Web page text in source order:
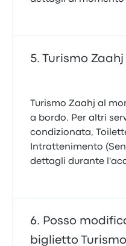
Turismo
Turismo Zaahj al
a bordo. Per altri
condizionata,
Intrattenimento
dettagli durante
Posso
biglietto